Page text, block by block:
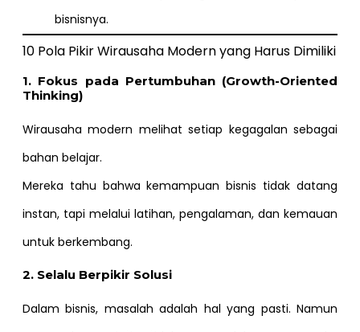
bisnisnya.
10 Pola Pikir Wirausaha Modern yang Harus Dimiliki
1. Fokus pada Pertumbuhan (Growth-Oriented
Thinking)
Wirausaha modern melihat setiap kegagalan sebagai
bahan belajar.
Mereka tahu bahwa kemampuan bisnis tidak datang
instan, tapi melalui latihan, pengalaman, dan kemauan
untuk berkembang.
2. Selalu Berpikir Solusi
Dalam bisnis, masalah adalah hal yang pasti. Namun